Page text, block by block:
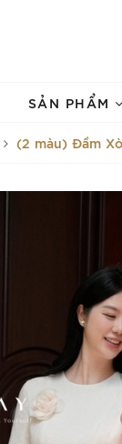
SẢN PHẨM
(2 màu) Đầm